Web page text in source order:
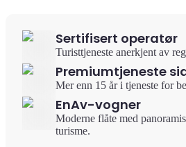
Sertifisert operatør
Turisttjeneste anerkjent av
Premiumtjeneste
Mer enn 15 år i tjeneste for
EnAv-vogner
Moderne flåte med
turisme.